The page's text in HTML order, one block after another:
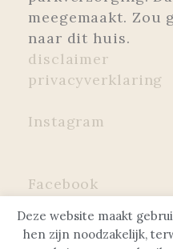
meegemaakt. Zou
naar dit huis.
disclaimer
privacyverklaring
Instagram
Facebook
Deze website maakt
hen zijn noodzakelijk,